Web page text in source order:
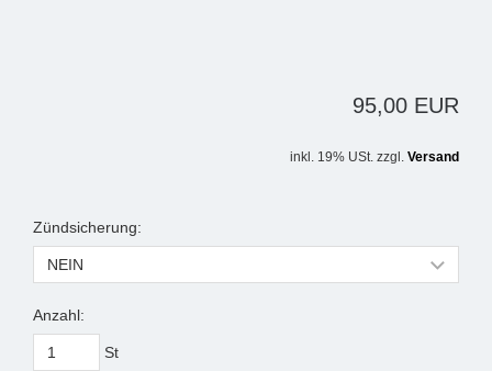
95,00 EUR
inkl. 19% USt. zzgl. Versand
Zündsicherung:
Anzahl:
St